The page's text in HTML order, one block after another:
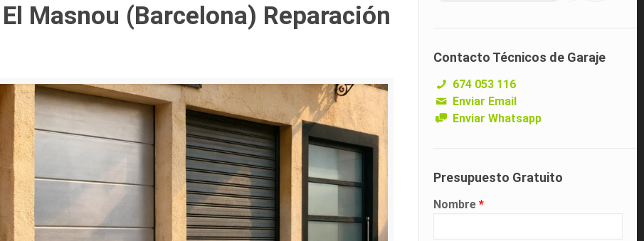
Masnou (Barcelona) Reparación
Contacto Técnicos de Garaje
674 053 116
Enviar Email
Enviar Whatsapp
Presupuesto Gratuito
Nombre*